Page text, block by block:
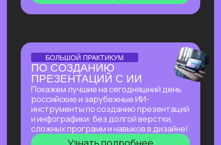
ОТКРЫТАЯ ЛЕКЦИЯ
КАК ЗАПУСТИТЬ СТАРТАП
В 2026 БЕЗ КОМАНДЫ
И БЮДЖЕТА, НАНЯВ
НА РАБОТУ ИИ?
Расскажем, как изменился подход
к запуску стартапов с ИИ, что нужно для
успеха, и поделимся успешным опытом
Зерокодера — как из идеи вырос
многомиллионный бизнес, и как нам
удавалось привлекать инвестиции
даже в самое турбулентное время
Узнать подробнее
Нейросети для профессий вне IT